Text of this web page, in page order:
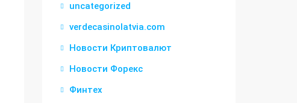
uncategorized
verdecasinolatvia.com
Новости Криптовалют
Новости Форекс
Финтех